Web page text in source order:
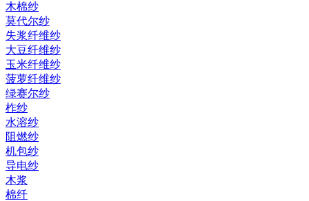
木棉纱
莫代尔纱
失浆纤维纱
大豆纤维纱
玉米纤维纱
菠萝纤维纱
绿赛尔纱
柞纱
水溶纱
阻燃纱
机包纱
导电纱
木浆
棉纤